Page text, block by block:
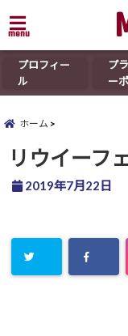
menu
プロフィー
ル
プ
ー
ホーム
リウイーフ
2019年7月22日